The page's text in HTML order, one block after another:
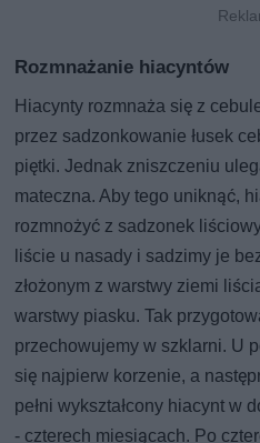
Rozmnażanie hiacyntów
Hiacynty rozmnaża się z
przez sadzonkowanie łusek
piętki. Jednak zniszczeniu
mateczna. Aby tego uniknąć,
rozmnożyć z sadzonek
liście u nasady i sadzimy je
złożonym z warstwy ziemi
warstwy piasku. Tak
przechowujemy w szklarni. U
się najpierw korzenie, a
pełni wykształcony hiacynt w
- czterech miesiącach. Po